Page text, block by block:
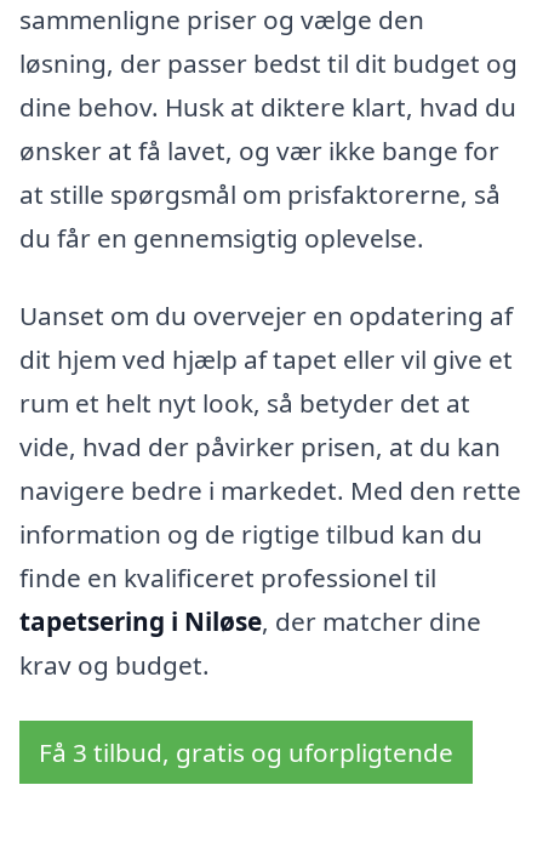
sammenligne priser og vælge den
løsning, der passer bedst til dit budget og
dine behov. Husk at diktere klart, hvad du
ønsker at få lavet, og vær ikke bange for
at stille spørgsmål om prisfaktorerne, så
du får en gennemsigtig oplevelse.
Uanset om du overvejer en opdatering af
dit hjem ved hjælp af tapet eller vil give et
rum et helt nyt look, så betyder det at
vide, hvad der påvirker prisen, at du kan
navigere bedre i markedet. Med den rette
information og de rigtige tilbud kan du
finde en kvalificeret professionel til
tapetsering i Niløse, der matcher dine
krav og budget.
Få 3 tilbud, gratis og uforpligtende